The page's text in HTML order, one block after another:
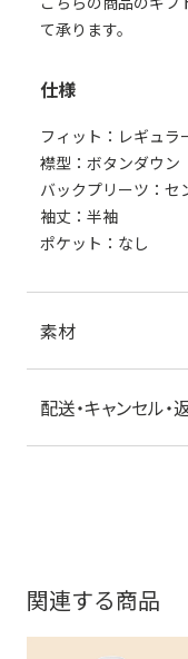
て承ります。
仕様
フィット：レギュラ
襟型：ボタンダウン
バックプリーツ：セ
袖丈：半袖
ポケット：なし
素材
配送・キャンセル・
関連する商品